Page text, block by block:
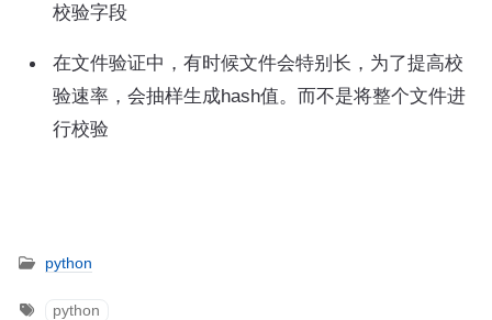
校验字段
在文件验证中，有时候文件会特别长，为了提高校
验速率，会抽样生成hash值。而不是将整个文件进
行校验
python
python